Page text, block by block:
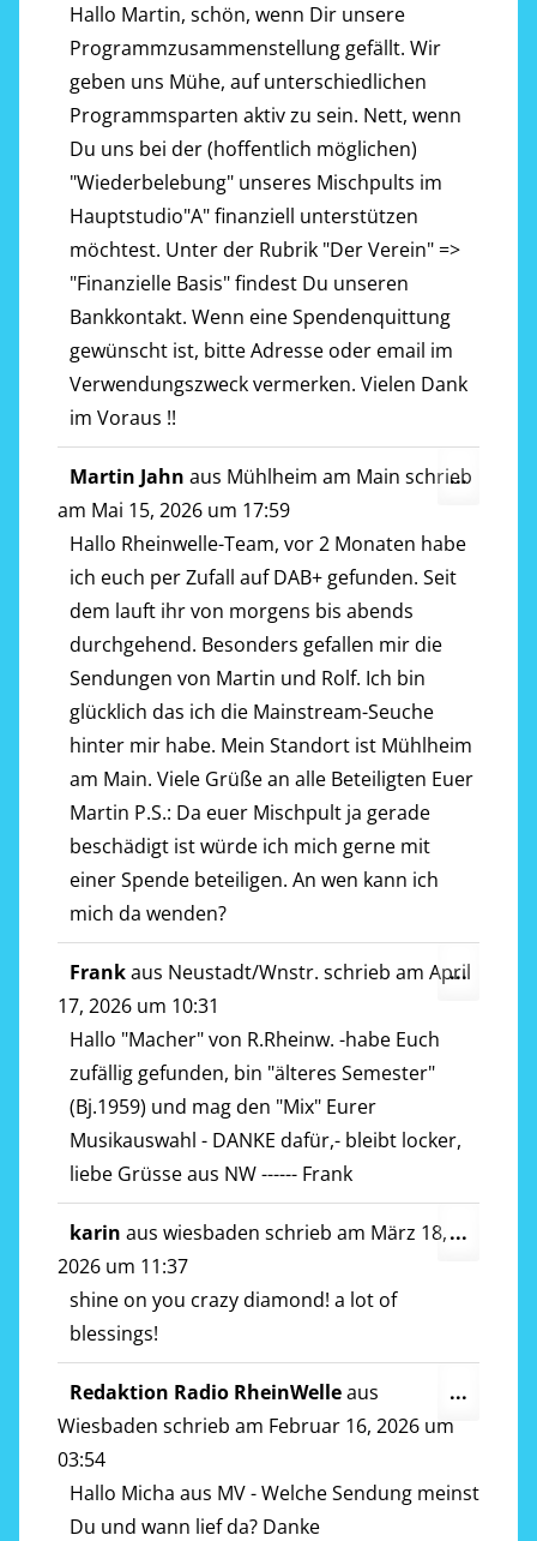
Hallo Martin, schön, wenn Dir unsere
Programmzusammenstellung gefällt. Wir
geben uns Mühe, auf unterschiedlichen
Programmsparten aktiv zu sein. Nett, wenn
Du uns bei der (hoffentlich möglichen)
"Wiederbelebung" unseres Mischpults im
Hauptstudio"A" finanziell unterstützen
möchtest. Unter der Rubrik "Der Verein" =>
"Finanzielle Basis" findest Du unseren
Bankkontakt. Wenn eine Spendenquittung
gewünscht ist, bitte Adresse oder email im
Verwendungszweck vermerken. Vielen Dank
im Voraus !!
Martin Jahn aus Mühlheim am Main schrieb
am Mai 15, 2026 um 17:59
Hallo Rheinwelle-Team, vor 2 Monaten habe
ich euch per Zufall auf DAB+ gefunden. Seit
dem lauft ihr von morgens bis abends
durchgehend. Besonders gefallen mir die
Sendungen von Martin und Rolf. Ich bin
glücklich das ich die Mainstream-Seuche
hinter mir habe. Mein Standort ist Mühlheim
am Main. Viele Grüße an alle Beteiligten Euer
Martin P.S.: Da euer Mischpult ja gerade
beschädigt ist würde ich mich gerne mit
einer Spende beteiligen. An wen kann ich
mich da wenden?
...Diese
Frankaus Neustadt/Wnstr. schrieb am April
17, 2026 um 10:31
Hallo "Macher" von R.Rheinw. -habe Euch
zufällig gefunden, bin "älteres Semester"
(Bj.1959) und mag den "Mix" Eurer
Musikauswahl - DANKE dafür,- bleibt locker,
liebe Grüsse aus NW ------ Frank
...Diese
karin aus wiesbaden schrieb am März 18,
2026 um 11:37
shine on you crazy diamond! a lot of
blessings!
...
Redaktion Radio RheinWelleaus
Wiesbaden schrieb am Februar 16, 2026 um
03:54
Hallo Micha aus MV - Welche Sendung meinst
Du und wann lief da? Danke
...